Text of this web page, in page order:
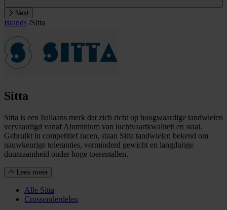
Next
Brands /Sitta
Sitta
Sitta is een Italiaans merk dat zich richt op hoogwaardige tandwielen
vervaardigd vanaf Aluminium van luchtvaartkwaliteit en staal.
Gebruikt in competitief racen, staan Sitta tandwielen bekend om
nauwkeurige toleranties, verminderd gewicht en langdurige
duurzaamheid onder hoge toerentallen.
Lees meer
Alle Sitta
Crossonderdelen